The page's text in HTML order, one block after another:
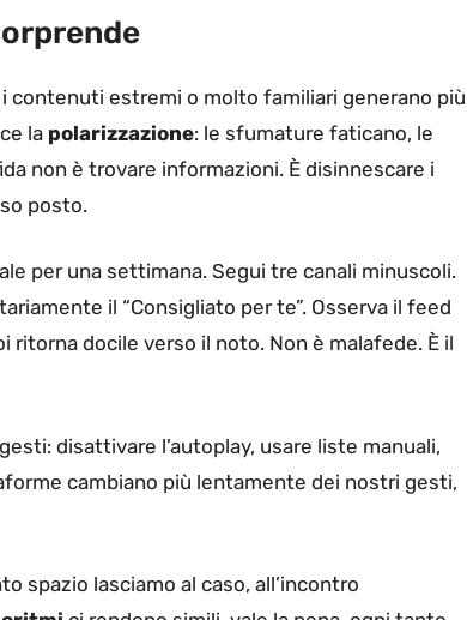
contenuti estremi o molto familiari generano più
la polarizzazione: le sfumature faticano, le
non è trovare informazioni. È disinnescare i
posto.
per una settimana. Segui tre canali minuscoli.
il “Consigliato per te”. Osserva il feed
docile verso il noto. Non è malafede. È il
disattivare l’autoplay, usare liste manuali,
cambiano più lentamente dei nostri gesti,
spazio lasciamo al caso, all’incontro